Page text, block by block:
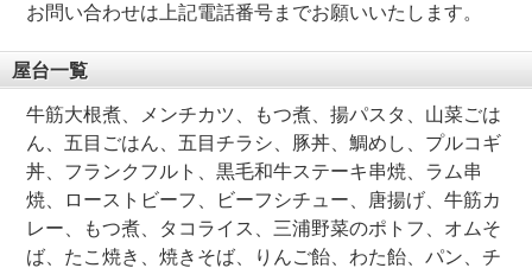
お問い合わせは上記電話番号までお願いいたします。
屋台一覧
牛筋大根煮、メンチカツ、もつ煮、揚パスタ、山菜ごは
ん、五目ごはん、五目チラシ、豚丼、鯛めし、プルコギ
丼、フランクフルト、黒毛和牛ステーキ串焼、ラム串
焼、ローストビーフ、ビーフシチュー、唐揚げ、牛筋カ
レー、もつ煮、タコライス、三浦野菜のポトフ、オムそ
ば、たこ焼き、焼きそば、りんご飴、わた飴、パン、チ